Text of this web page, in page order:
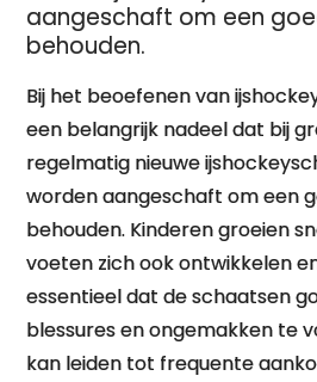
aangeschaft om een
behouden.
Bij het beoefenen van
een belangrijk nadeel dat bij
regelmatig nieuwe
worden aangeschaft om een
behouden. Kinderen groeien
voeten zich ook ontwikkelen
essentieel dat de schaatsen
blessures en ongemakken te
kan leiden tot frequente